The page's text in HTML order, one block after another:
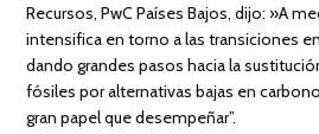
Recursos, PwC Países Bajos, dijo: »A
intensifica en torno a las transiciones
dando grandes pasos hacia la
fósiles por alternativas bajas en
gran papel que desempeñar”.